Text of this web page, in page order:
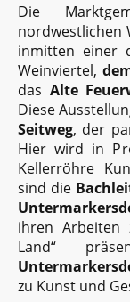
Die
nordwestlichen
inmitten einer
Weinviertel,
das Alte
Diese
Seitweg, der
Hier wird in
Kellerröhre
sind die
ihren Arbeiten
Land“
zu Kunst und